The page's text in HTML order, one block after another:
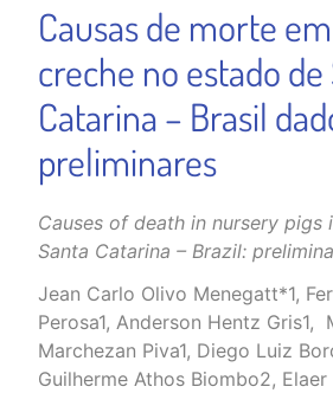
Causas de morte
creche no estado de
Catarina – Brasil
preliminares
Causes of death in nursery pigs
Santa Catarina – Brazil:
Jean Carlo Olivo Menegatt*1,
Perosa1, Anderson Hentz Gris1,
Marchezan Piva1, Diego Luiz
Guilherme Athos Biombo2,